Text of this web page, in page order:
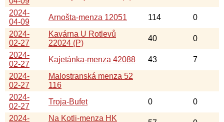
2024-
04-09
Arnošta-menza 12051 114
0
2024-
02-27
Kavárna U Rotlevů
22024 (P)
40
0
2024-
02-27
Kajetánka-menza 42088 43
7
2024-
02-27
Malostranská menza 52
116
2024-
02-27
Troja-Bufet 0
0
2024-
Na Kotli-menza HK